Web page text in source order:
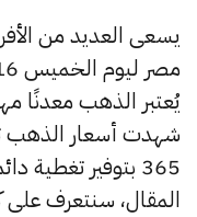
يسعى العديد من
يُعتبر الذهب معدنًا
شهدت أسعار الذهب
365 بتوفير
المقال، سنتعرف على